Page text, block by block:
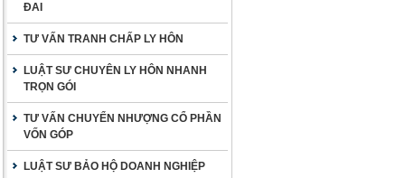
ĐAI
TƯ VẤN TRANH CHẤP LY HÔN
LUẬT SƯ CHUYÊN LY HÔN NHANH
TRỌN GÓI
TƯ VẤN CHUYỂN NHƯỢNG CỔ PHẦN
VỐN GÓP
LUẬT SƯ BẢO HỘ DOANH NGHIỆP